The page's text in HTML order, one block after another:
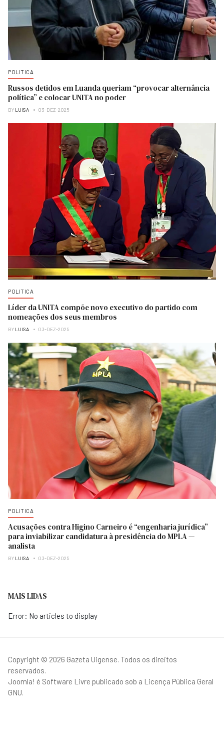
POLITICA
Russos detidos em Luanda queriam “provocar alternância
política” e colocar UNITA no poder
BY LUISA 03-DEZ-2025
POLITICA
Líder da UNITA compõe novo executivo do partido com
nomeações dos seus membros
BY LUISA 03-DEZ-2025
POLITICA
Acusações contra Higino Carneiro é “engenharia jurídica”
para inviabilizar candidatura à presidência do MPLA —
analista
BY LUISA 03-DEZ-2025
MAIS LIDAS
Error: No articles to display
Copyright © 2026 Gazeta Uigense. Todos os direitos
reservados.
Joomla! é Software Livre publicado sob a Licença Pública Geral
GNU.